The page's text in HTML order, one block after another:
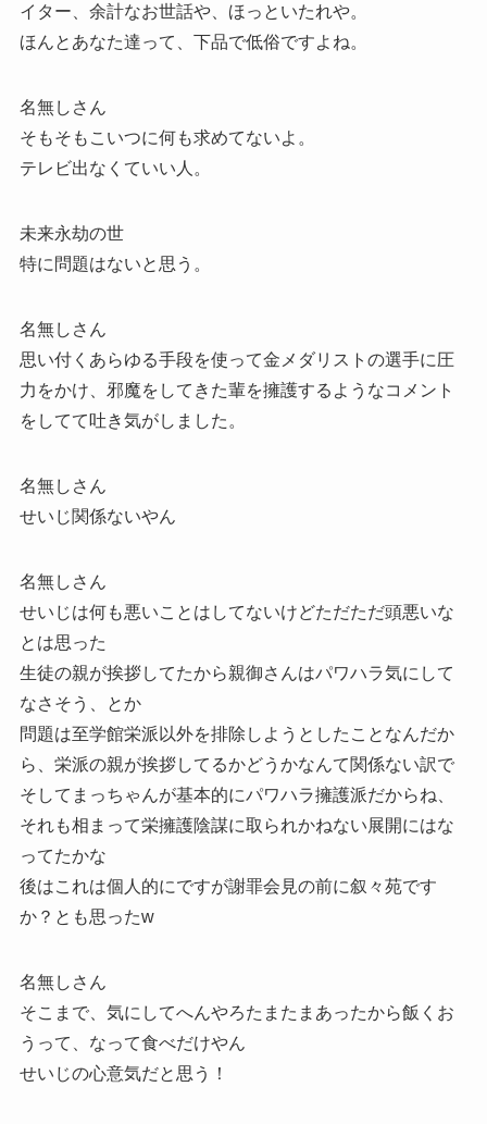
イター、余計なお世話や、ほっといたれや。
ほんとあなた達って、下品で低俗ですよね。
名無しさん
そもそもこいつに何も求めてないよ。
テレビ出なくていい人。
未来永劫の世
特に問題はないと思う。
名無しさん
思い付くあらゆる手段を使って金メダリストの選手に圧
力をかけ、邪魔をしてきた輩を擁護するようなコメント
をしてて吐き気がしました。
名無しさん
せいじ関係ないやん
名無しさん
せいじは何も悪いことはしてないけどただただ頭悪いな
とは思った
生徒の親が挨拶してたから親御さんはパワハラ気にして
なさそう、とか
問題は至学館栄派以外を排除しようとしたことなんだか
ら、栄派の親が挨拶してるかどうかなんて関係ない訳で
そしてまっちゃんが基本的にパワハラ擁護派だからね、
それも相まって栄擁護陰謀に取られかねない展開にはな
ってたかな
後はこれは個人的にですが謝罪会見の前に叙々苑です
か？とも思ったw
名無しさん
そこまで、気にしてへんやろたまたまあったから飯くお
うって、なって食べだけやん
せいじの心意気だと思う！